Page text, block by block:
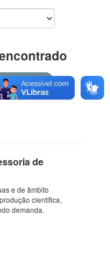
de
e de âmbito
científica,
demanda.